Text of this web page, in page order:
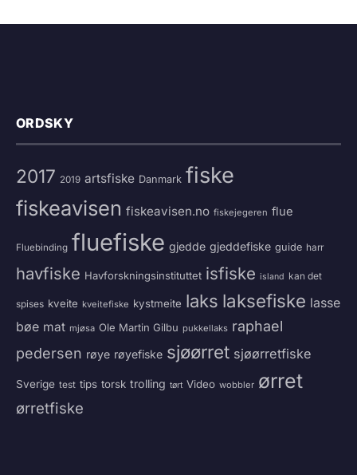
ORDSKY
2017 2019 artsfiske Danmark fiske
fiskeavisen fiskeavisen.no fiskejegeren flue
Fluebinding fluefiske gjedde gjeddefiske guide harr
havfiske Havforskningsinstituttet isfiske island kan det
spises kveite kveitefiske kystmeite laks laksefiske lasse
bøe mat mjøsa Ole Martin Gilbu pukkellaks raphael
pedersen røye røyefiske sjøørret sjøørretfiske
Sverige test tips torsk trolling tørt Video wobbler ørret
ørretfiske